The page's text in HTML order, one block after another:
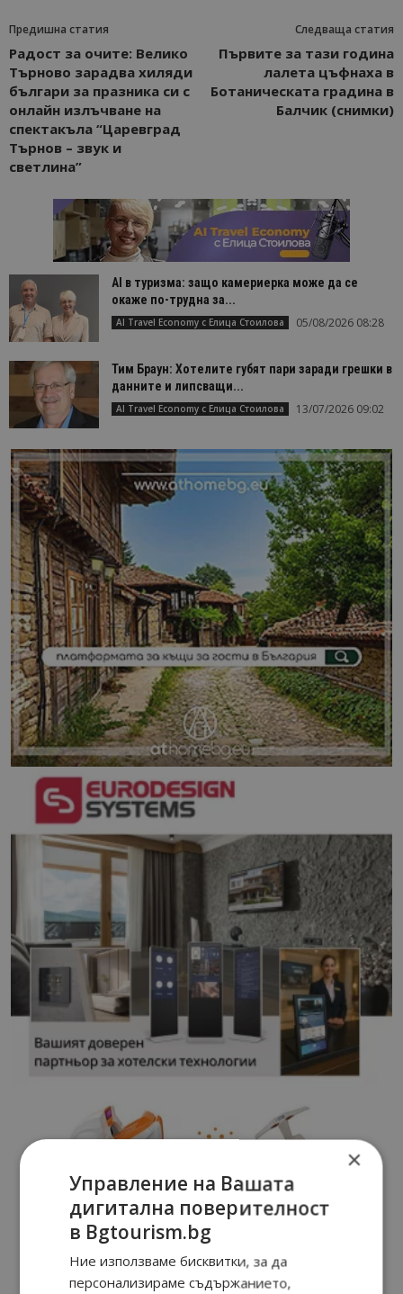
Предишна статия
Радост за очите: Велико
Търново зарадва хиляди
българи за празника си с
онлайн излъчване на
спектакъла “Царевград
Търнов – звук и
светлина”
Следваща статия
Първите за тази година
лалета цъфнаха в
Ботаническата градина в
Балчик (снимки)
AI в туризма: защо камериерка може да се
окаже по-трудна за...
AI Travel Economy с Елица Стоилова 05/08/2026 08:28
Тим Браун: Хотелите губят пари заради грешки в
данните и липсващи...
AI Travel Economy с Елица Стоилова 13/07/2026 09:02
×
Управление на Вашата
дигитална поверителност
в Bgtourism.bg
Ние използваме бисквитки, за да
персонализираме съдържанието,